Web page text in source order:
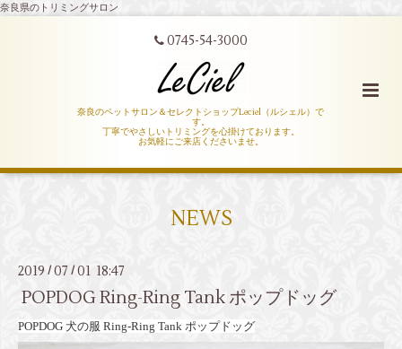
奈良県のトリミングサロン
0745-54-3000
奈良のペットサロン＆セレクトショップLeciel（ルシェル）で
す。
丁寧でやさしいトリミングを心掛けております。
お気軽にご来店くださいませ。
NEWS
2019 /07 /01 18:47
POPDOG Ring-Ring Tank ポップドッグ
POPDOG 犬の服 Ring-Ring Tank ポップドッグ